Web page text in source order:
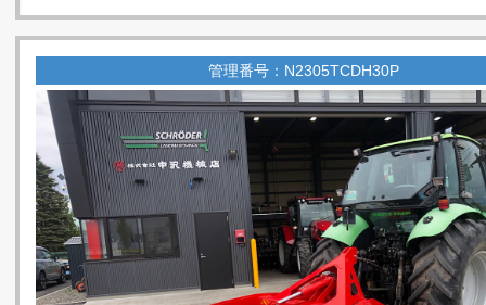
管理番号：N2305TCDH30P